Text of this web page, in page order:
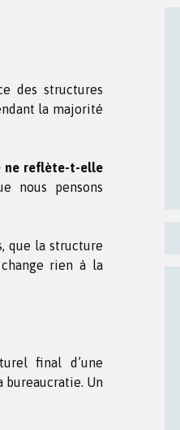
des structures
la majorité
ne reflète-t-elle
nous pensons
que la structure
rien à la
final d’une
bureaucratie. Un